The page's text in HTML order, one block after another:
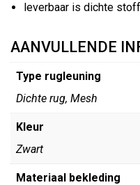
leverbaar is dichte
AANVULLENDE
Type rugleuning
Dichte rug, Mesh
Kleur
Zwart
Materiaal bekleding